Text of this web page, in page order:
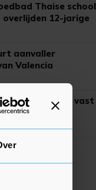
Thaise school
overlijden 12-jarige
aanvaller
Valencia
Sano vast